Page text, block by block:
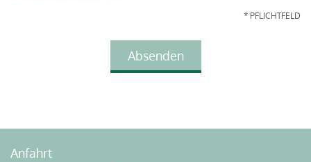
* PFLICHTFELD
Anfahrt